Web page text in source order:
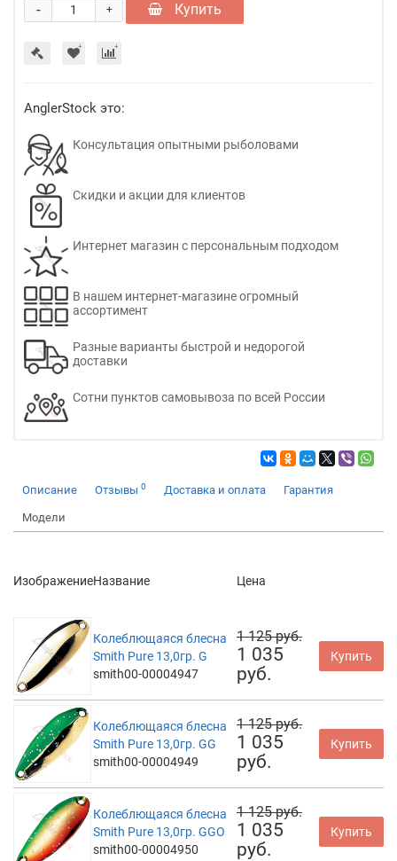
+
- Купить
AnglerStock это:
Консультация опытными рыболовами
Скидки и акции для клиентов
Интернет магазин с персональным подходом
В нашем интернет-магазине огромный
ассортимент
Разные варианты быстрой и недорогой
доставки
Сотни пунктов самовывоза по всей России
Описание Отзывы 0 Доставка и оплата Гарантия
Модели
ИзображениеНазвание Цена
Колеблющаяся блесна
Smith Pure 13,0гр. G
smith00-00004947
1 125 руб.
1 035
руб.
Купить
Колеблющаяся блесна
Smith Pure 13,0гр. GG
smith00-00004949
1 125 руб.
1 035
руб.
Купить
Колеблющаяся блесна
Smith Pure 13,0гр. GGO
smith00-00004950
1 125 руб.
1 035
руб.
Купить